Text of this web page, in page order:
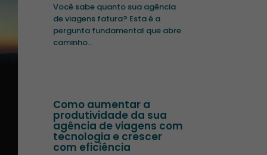
Você sabe quanto sua agência
de viagens fatura? Esta é a
pergunta fundamental que abre
caminho...
Como aumentar a
produtividade da sua
agência de viagens com
tecnologia e crescer
com eficiência